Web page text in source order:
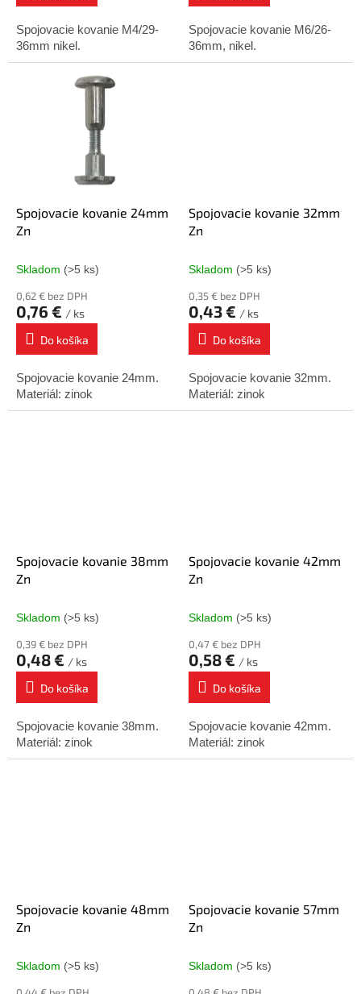
Spojovacie kovanie M4/29-
36mm nikel.
Spojovacie kovanie M6/26-
36mm, nikel.
Spojovacie kovanie 24mm
Zn
Skladom (>5 ks)
0,62 € bez DPH
0,76 € / ks
Do košíka
Spojovacie kovanie 24mm.
Materiál: zinok
Spojovacie kovanie 32mm
Zn
Skladom (>5 ks)
0,35 € bez DPH
0,43 € / ks
Do košíka
Spojovacie kovanie 32mm.
Materiál: zinok
Spojovacie kovanie 38mm
Zn
Skladom (>5 ks)
0,39 € bez DPH
0,48 € / ks
Do košíka
Spojovacie kovanie 38mm.
Materiál: zinok
Spojovacie kovanie 42mm
Zn
Skladom (>5 ks)
0,47 € bez DPH
0,58 € / ks
Do košíka
Spojovacie kovanie 42mm.
Materiál: zinok
Spojovacie kovanie 48mm
Zn
Skladom (>5 ks)
Spojovacie kovanie 57mm
Zn
Skladom (>5 ks)